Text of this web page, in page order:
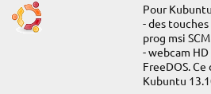
Pour
- des
prog msi
- webcam
FreeDOS.
Kubuntu